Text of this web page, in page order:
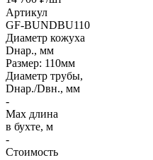
Артикул
GF-BUNDBU110
Диаметр кожуха
Dнар., мм
Размер: 110мм
Диаметр трубы,
Dнар./Dвн., мм
-
Max длина
в бухте, м
-
Стоимость